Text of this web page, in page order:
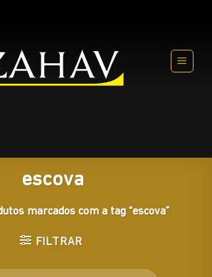
escova
marcados com a tag “escova”
FILTRAR